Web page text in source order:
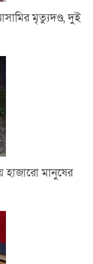
মৃত্যুদণ্ড, দুই
হাজারো মানুষের